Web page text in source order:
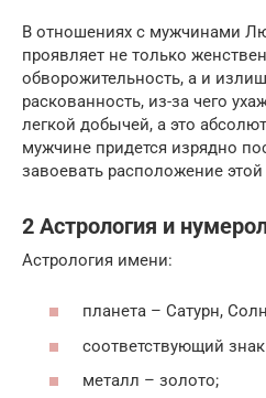
В отношениях с мужчинами
проявляет не только
обворожительность, а и
раскованность, из-за чего
легкой добычей, а это
мужчине придется изрядно
завоевать расположение
2 Астрология и
Астрология имени:
планета – Сатурн,
соответствующий
металл – золото;